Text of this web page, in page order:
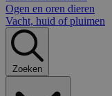
Ogen en oren dieren
Vacht, huid of pluimen
Zoeken